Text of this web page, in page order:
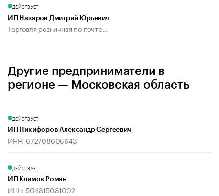
ДЕЙСТВУЕТ
ИП Назаров Дмитрий Юрьевич
Торговля розничная по почте...
Другие предприниматели в
регионе — Московская область
ДЕЙСТВУЕТ
ИП Никифоров Александр Сергеевич
ИНН: 672708606643
ДЕЙСТВУЕТ
ИП Климов Роман
ИНН: 504815081002